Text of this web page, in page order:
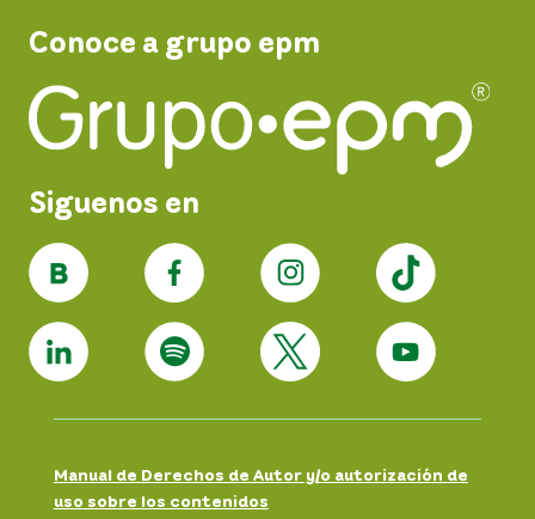
Conoce a grupo epm
Siguenos en
Manual de Derechos de Autor y/o autorización de
uso sobre los contenidos